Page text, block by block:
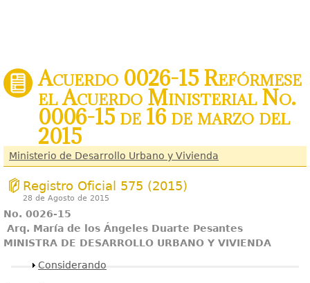
Acuerdo 0026-15 Refórmese
el Acuerdo Ministerial No.
0006-15 de 16 de marzo del
2015
Ministerio de Desarrollo Urbano y Vivienda
Registro Oficial 575 (2015)
28 de Agosto de 2015
No. 0026-15
Arq. María de los Ángeles Duarte Pesantes
MINISTRA DE DESARROLLO URBANO Y VIVIENDA
Mostrar
Considerando